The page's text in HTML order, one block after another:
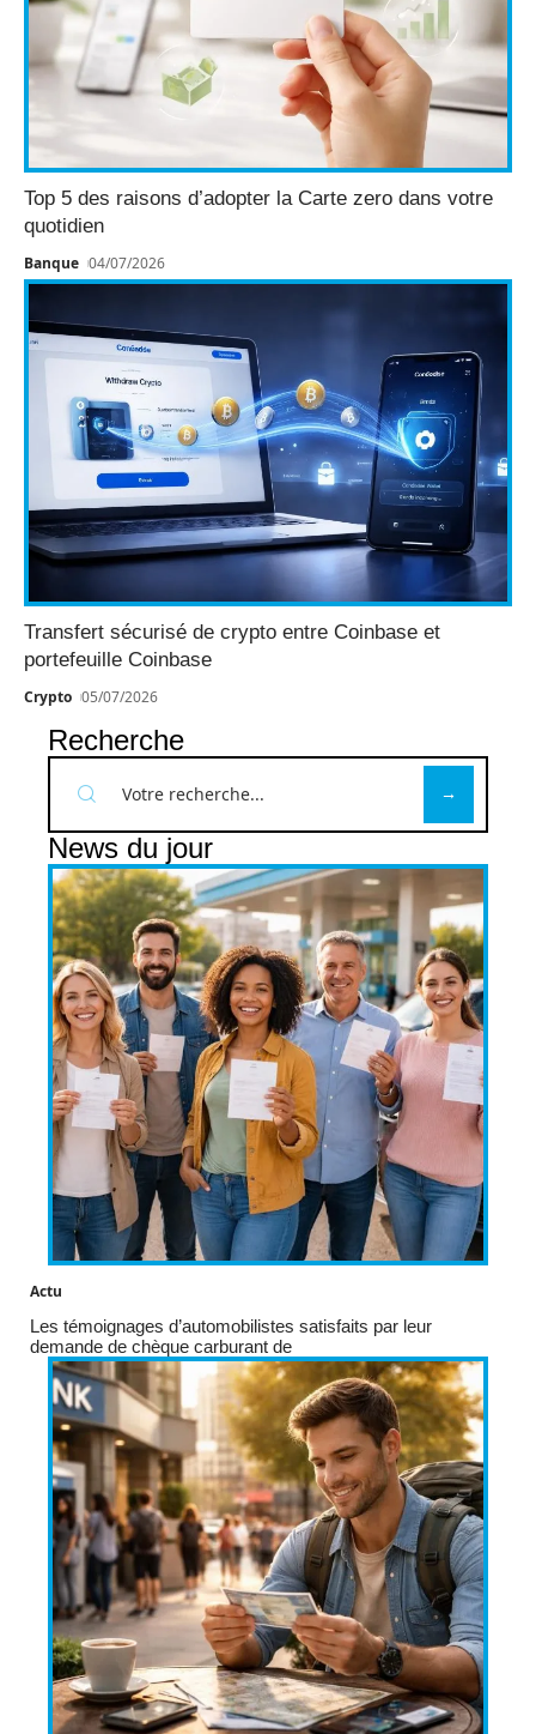
Top 5 des raisons d’adopter la Carte zero dans votre
quotidien
Banque 04/07/2026
Transfert sécurisé de crypto entre Coinbase et
portefeuille Coinbase
Crypto 05/07/2026
Recherche
News du jour
Actu
Les témoignages d’automobilistes satisfaits par leur
demande de chèque carburant de